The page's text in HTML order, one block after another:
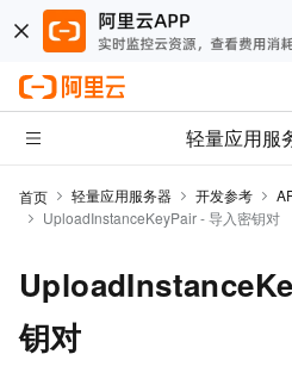
轻量应用服
首页 轻量应用服务器 开发参考
UploadInstanceKeyPair - 导入密钥对
钥对